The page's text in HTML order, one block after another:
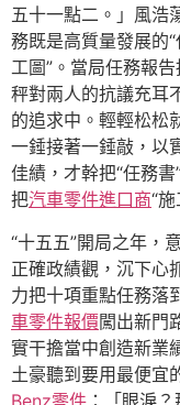
五十一點二。」風浩
務既是高質量發展的
工圖”。當局任務報告
秤對兩人的抗議充耳
的追求中。輕輕松松
一錘接著一錘敲，以
佳績，才幹把“任務書
把汽車零件進口商“
“十五五”開局之年，
正確政績觀，沉下心
力把十項重點任務落
車零件報價闖出新門
實干擔當中創造新業
土豪聽到要用最便宜
Benz零件 ：「眼淚